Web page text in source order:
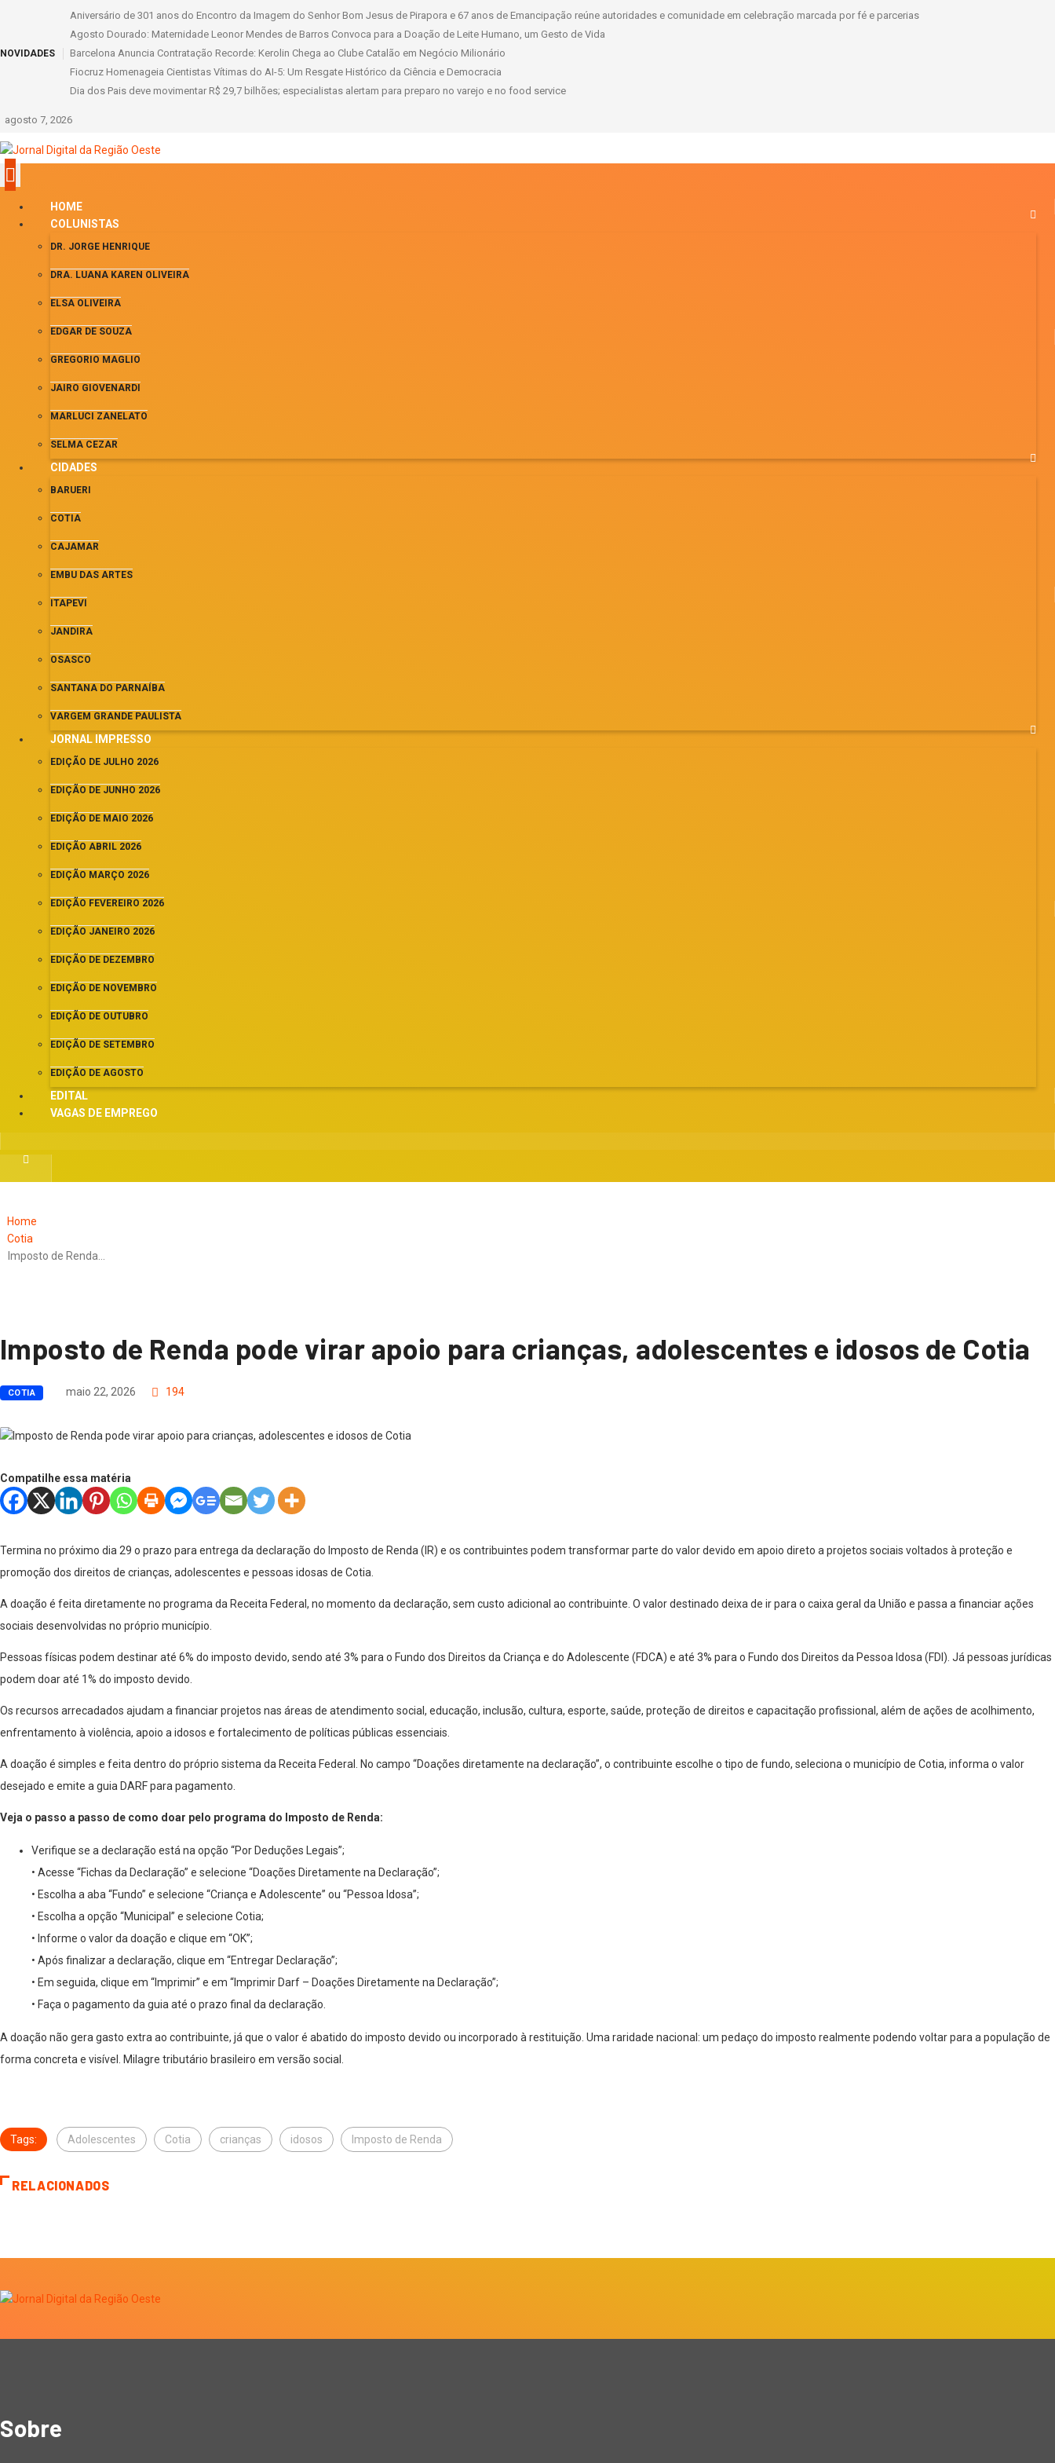
NOVIDADES
Aniversário de 301 anos do Encontro da Imagem do Senhor Bom Jesus de Pirapora e 67 anos de Emancipação reúne autoridades e comunidade em celebração marcada por fé e parcerias
Agosto Dourado: Maternidade Leonor Mendes de Barros Convoca para a Doação de Leite Humano, um Gesto de Vida
Barcelona Anuncia Contratação Recorde: Kerolin Chega ao Clube Catalão em Negócio Milionário
Fiocruz Homenageia Cientistas Vítimas do AI-5: Um Resgate Histórico da Ciência e Democracia
Dia dos Pais deve movimentar R$ 29,7 bilhões; especialistas alertam para preparo no varejo e no food service
agosto 7, 2026
HOME
COLUNISTAS
DR. JORGE HENRIQUE
DRA. LUANA KAREN OLIVEIRA
ELSA OLIVEIRA
EDGAR DE SOUZA
GREGORIO MAGLIO
JAIRO GIOVENARDI
MARLUCI ZANELATO
SELMA CEZAR
CIDADES
BARUERI
COTIA
CAJAMAR
EMBU DAS ARTES
ITAPEVI
JANDIRA
OSASCO
SANTANA DO PARNAÍBA
VARGEM GRANDE PAULISTA
JORNAL IMPRESSO
EDIÇÃO DE JULHO 2026
EDIÇÃO DE JUNHO 2026
EDIÇÃO DE MAIO 2026
EDIÇÃO ABRIL 2026
EDIÇÃO MARÇO 2026
EDIÇÃO FEVEREIRO 2026
EDIÇÃO JANEIRO 2026
EDIÇÃO DE DEZEMBRO
EDIÇÃO DE NOVEMBRO
EDIÇÃO DE OUTUBRO
EDIÇÃO DE SETEMBRO
EDIÇÃO DE AGOSTO
EDITAL
VAGAS DE EMPREGO
Home
Cotia
Imposto de Renda…
Imposto de Renda pode virar apoio para crianças, adolescentes e idosos de Cotia
COTIA maio 22, 2026 194
Compatilhe essa matéria
Termina no próximo dia 29 o prazo para entrega da declaração do Imposto de Renda (IR) e os contribuintes podem transformar parte do valor devido em apoio direto a projetos sociais voltados à proteção e
promoção dos direitos de crianças, adolescentes e pessoas idosas de Cotia.
A doação é feita diretamente no programa da Receita Federal, no momento da declaração, sem custo adicional ao contribuinte. O valor destinado deixa de ir para o caixa geral da União e passa a financiar ações
sociais desenvolvidas no próprio município.
Pessoas físicas podem destinar até 6% do imposto devido, sendo até 3% para o Fundo dos Direitos da Criança e do Adolescente (FDCA) e até 3% para o Fundo dos Direitos da Pessoa Idosa (FDI). Já pessoas jurídicas
podem doar até 1% do imposto devido.
Os recursos arrecadados ajudam a financiar projetos nas áreas de atendimento social, educação, inclusão, cultura, esporte, saúde, proteção de direitos e capacitação profissional, além de ações de acolhimento,
enfrentamento à violência, apoio a idosos e fortalecimento de políticas públicas essenciais.
A doação é simples e feita dentro do próprio sistema da Receita Federal. No campo “Doações diretamente na declaração”, o contribuinte escolhe o tipo de fundo, seleciona o município de Cotia, informa o valor
desejado e emite a guia DARF para pagamento.
Veja o passo a passo de como doar pelo programa do Imposto de Renda:
Verifique se a declaração está na opção “Por Deduções Legais”;
• Acesse “Fichas da Declaração” e selecione “Doações Diretamente na Declaração”;
• Escolha a aba “Fundo” e selecione “Criança e Adolescente” ou “Pessoa Idosa”;
• Escolha a opção “Municipal” e selecione Cotia;
• Informe o valor da doação e clique em “OK”;
• Após finalizar a declaração, clique em “Entregar Declaração”;
• Em seguida, clique em “Imprimir” e em “Imprimir Darf – Doações Diretamente na Declaração”;
• Faça o pagamento da guia até o prazo final da declaração.
A doação não gera gasto extra ao contribuinte, já que o valor é abatido do imposto devido ou incorporado à restituição. Uma raridade nacional: um pedaço do imposto realmente podendo voltar para a população de
forma concreta e visível. Milagre tributário brasileiro em versão social.
Tags: Adolescentes Cotia crianças idosos Imposto de Renda
RELACIONADOS
Sobre